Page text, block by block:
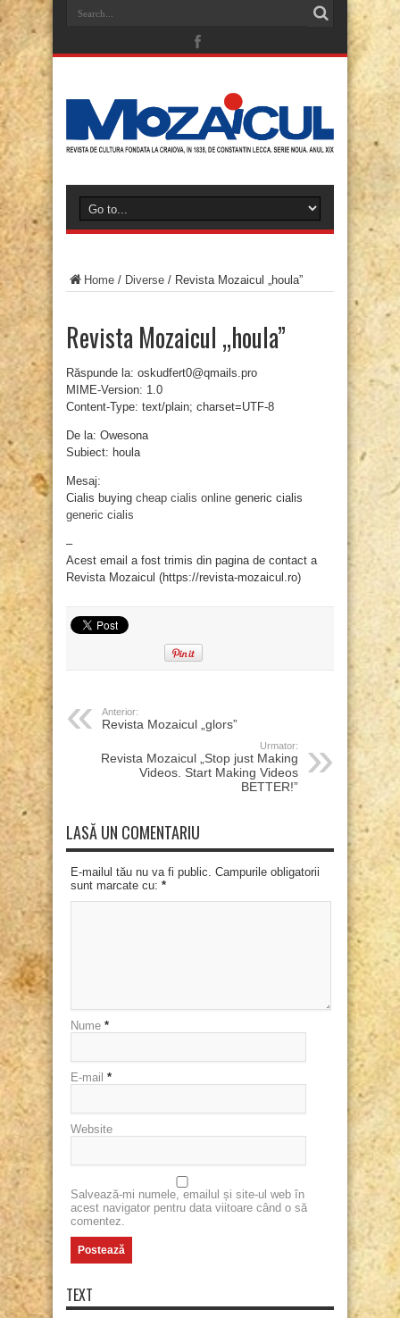
Home / Diverse / Revista Mozaicul „houla”
Revista Mozaicul „houla”
Răspunde la: oskudfert0@qmails.pro
MIME-Version: 1.0
Content-Type: text/plain; charset=UTF-8
De la: Owesona
Subiect: houla
Mesaj:
Cialis buying cheap cialis online generic cialis
generic cialis
–
Acest email a fost trimis din pagina de contact a
Revista Mozaicul (https://revista-mozaicul.ro)
Anterior:
Revista Mozaicul „glors”
Urmator:
Revista Mozaicul „Stop just Making
Videos. Start Making Videos
BETTER!”
LASĂ UN COMENTARIU
E-mailul tău nu va fi public. Campurile obligatorii
sunt marcate cu: *
Nume *
E-mail *
Website
Salvează-mi numele, emailul și site-ul web în
acest navigator pentru data viitoare când o să
comentez.
TEXT